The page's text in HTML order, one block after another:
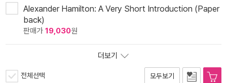
Alexander Hamilton: A Very Short Introduction (Paper
back)
판매가 19,030원
더보기
전체선택 모두보기